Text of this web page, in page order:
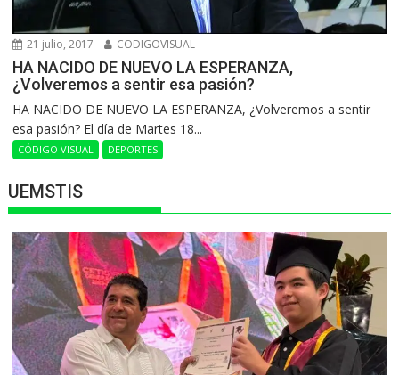
21 julio, 2017 CODIGOVISUAL
HA NACIDO DE NUEVO LA ESPERANZA,
¿Volveremos a sentir esa pasión?
HA NACIDO DE NUEVO LA ESPERANZA, ¿Volveremos a sentir
esa pasión? El día de Martes 18...
CÓDIGO VISUAL DEPORTES
UEMSTIS